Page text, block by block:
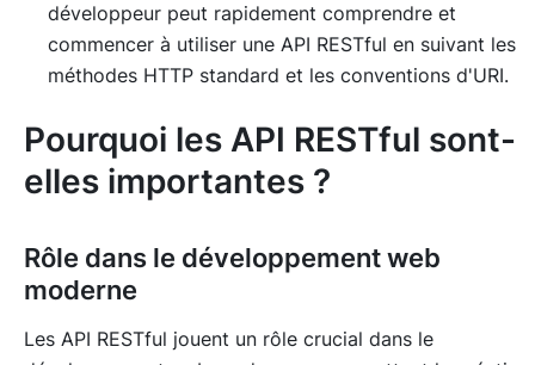
développeur peut rapidement comprendre et
commencer à utiliser une API RESTful en suivant les
méthodes HTTP standard et les conventions d'URI.
Pourquoi les API RESTful sont-
elles importantes ?
Rôle dans le développement web
moderne
Les API RESTful jouent un rôle crucial dans le